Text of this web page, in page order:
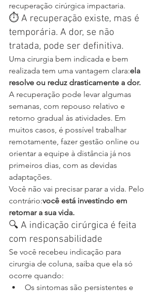
recuperação cirúrgica impactaria.
⏱ A recuperação existe, mas é
temporária. A dor, se não
tratada, pode ser definitiva.
Uma cirurgia bem indicada e bem
realizada tem uma vantagem clara:ela
resolve ou reduz drasticamente a dor.
A recuperação pode levar algumas
semanas, com repouso relativo e
retorno gradual às atividades. Em
muitos casos, é possível trabalhar
remotamente, fazer gestão online ou
orientar a equipe à distância já nos
primeiros dias, com as devidas
adaptações.
Você não vai precisar parar a vida. Pelo
contrário:você está investindo em
retomar a sua vida.
🔍 A indicação cirúrgica é feita
com responsabilidade
Se você recebeu indicação para
cirurgia de coluna, saiba que ela só
ocorre quando:
Os sintomas são persistentes e